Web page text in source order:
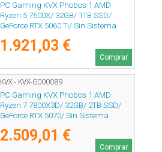
PC Gaming KVX Phobos 1 AMD
Ryzen 5 7600X/ 32GB/ 1TB SSD/
GeForce RTX 5060 Ti/ Sin Sistema
1.921,03 €
Comprar
KVX - KVX-G000089
PC Gaming KVX Phobos 1 AMD
Ryzen 7 7800X3D/ 32GB/ 2TB SSD/
GeForce RTX 5070/ Sin Sistema
2.509,01 €
Comprar